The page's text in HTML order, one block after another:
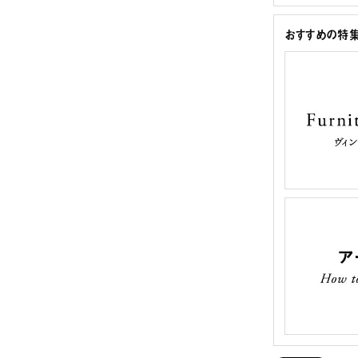
おすすめの特